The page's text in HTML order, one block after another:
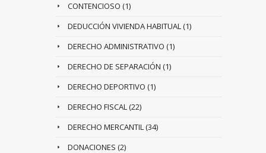
CONTENCIOSO (1)
DEDUCCIÓN VIVIENDA HABITUAL(1)
DERECHO ADMINISTRATIVO (1)
DERECHO DE SEPARACIÓN (1)
DERECHO DEPORTIVO (1)
DERECHO FISCAL(22)
DERECHO MERCANTIL(34)
DONACIONES (2)